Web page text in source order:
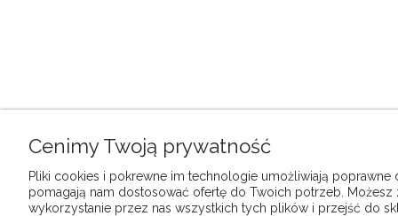
Cenimy Twoją prywatność
Pliki cookies i pokrewne im technologie umożliwiają poprawne
pomagają nam dostosować ofertę do Twoich potrzeb. Możesz
wykorzystanie przez nas wszystkich tych plików i przejść do